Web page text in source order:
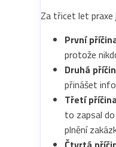
Za třicet let praxe
První
protože
Druhá
přinášet
Třetí
to zapsal
plnění